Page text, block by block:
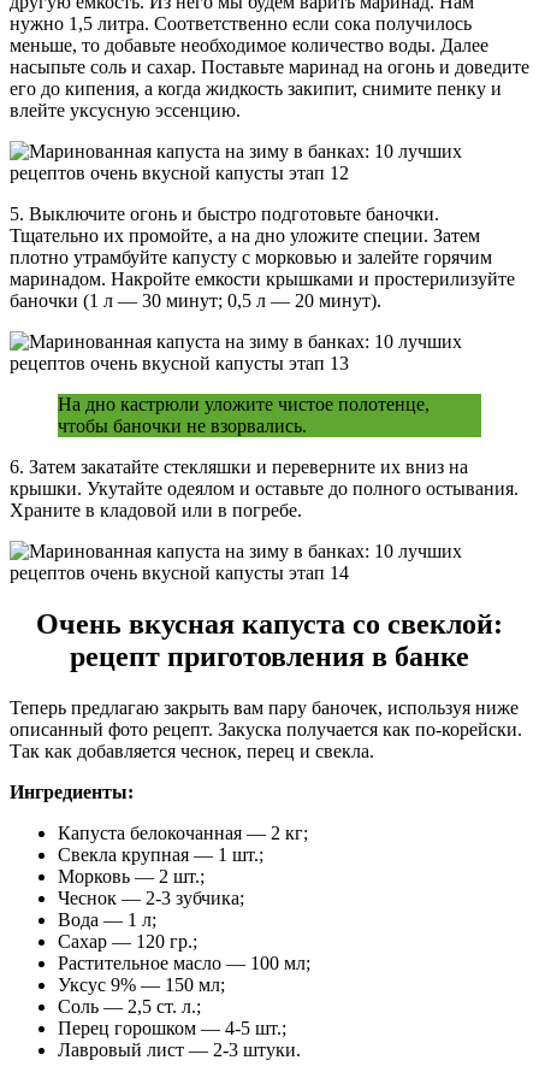
нужно 1,5 литра. Соответственно если сока получилось
меньше, то добавьте необходимое количество воды. Далее
насыпьте соль и сахар. Поставьте маринад на огонь и доведите
его до кипения, а когда жидкость закипит, снимите пенку и
влейте уксусную эссенцию.
5. Выключите огонь и быстро подготовьте баночки.
Тщательно их промойте, а на дно уложите специи. Затем
плотно утрамбуйте капусту с морковью и залейте горячим
маринадом. Накройте емкости крышками и простерилизуйте
баночки (1 л — 30 минут; 0,5 л — 20 минут).
На дно кастрюли уложите чистое полотенце,
чтобы баночки не взорвались.
6. Затем закатайте стекляшки и переверните их вниз на
крышки. Укутайте одеялом и оставьте до полного остывания.
Храните в кладовой или в погребе.
Очень вкусная капуста со свеклой:
рецепт приготовления в банке
Теперь предлагаю закрыть вам пару баночек, используя ниже
описанный фото рецепт. Закуска получается как по-корейски.
Так как добавляется чеснок, перец и свекла.
Ингредиенты:
Капуста белокочанная — 2 кг;
Свекла крупная — 1 шт.;
Морковь — 2 шт.;
Чеснок — 2-3 зубчика;
Вода — 1 л;
Сахар — 120 гр.;
Растительное масло — 100 мл;
Уксус 9% — 150 мл;
Соль — 2,5 ст. л.;
Перец горошком — 4-5 шт.;
Лавровый лист — 2-3 штуки.